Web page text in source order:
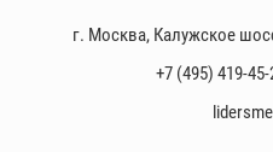
г. Москва, Калужское
+7 (495) 419-45-